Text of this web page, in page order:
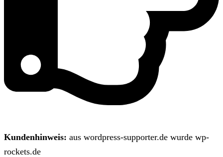
Kundenhinweis: aus wordpress-supporter.de wurde wp-
rockets.de